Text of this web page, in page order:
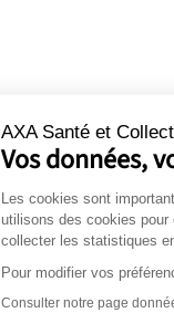
AXA Santé et
Vos données,
Les cookies sont
utilisons des cookies pour
collecter les statistiques
Pour modifier vos
Consulter notre page